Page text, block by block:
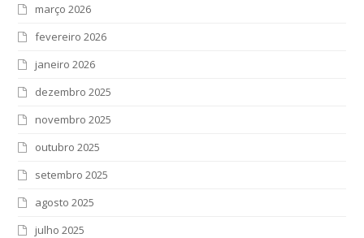
março 2026
fevereiro 2026
janeiro 2026
dezembro 2025
novembro 2025
outubro 2025
setembro 2025
agosto 2025
julho 2025